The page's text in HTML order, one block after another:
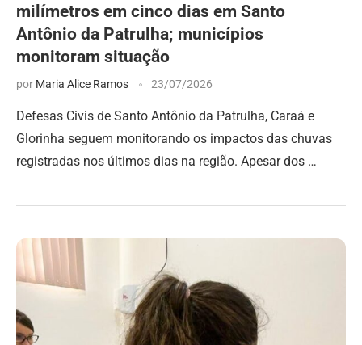
milímetros em cinco dias em Santo
Antônio da Patrulha; municípios
monitoram situação
por Maria Alice Ramos 23/07/2026
Defesas Civis de Santo Antônio da Patrulha, Caraá e
Glorinha seguem monitorando os impactos das chuvas
registradas nos últimos dias na região. Apesar dos …